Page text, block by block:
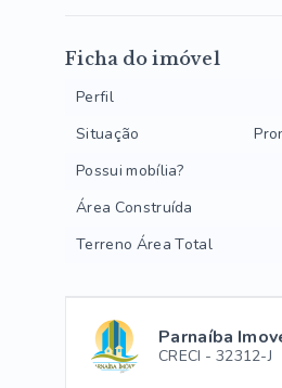
Ficha do imóvel
Perfil
Situação
Possui mobília?
Área Construída
Terreno Área Total
Parnaíba
CRECI - 32312-J